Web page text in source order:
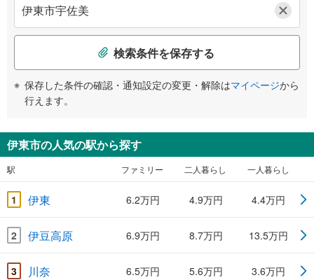
検索条件を保存する
保存した条件の確認・通知設定の変更・解除はマイページから
行えます。
伊東市の人気の駅から探す
駅 ファミリー 二人暮らし 一人暮らし
1 伊東 6.2万円 4.9万円 4.4万円
2 伊豆高原 6.9万円 8.7万円 13.5万円
3 川奈 6.5万円 5.6万円 3.6万円